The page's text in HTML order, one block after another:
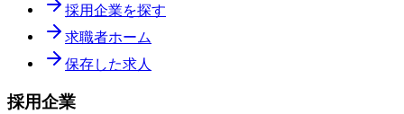
採用企業を探す
求職者ホーム
保存した求人
採用企業